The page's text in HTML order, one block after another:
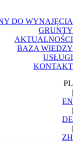
DO WYNAJĘCIA
GRUNTY
AKTUALNOŚCI
BAZA WIEDZY
USŁUGI
KONTAKT
PL
|
EN
|
DE
|
ZH